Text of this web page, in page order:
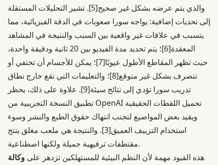
والذي يتم عرضه بشكل غير صحيح[5]
. تشير التحليلات المستقلة
إلى تحديات إضافية: يواجه سورا صعوبات في الدقة الفيزيائية، مما
يتسبب في علاقات غير واقعية بين السبب والنتيجة في المشاهد
المعقدة[6]
؛ يتم تحديد مدة الفيديو بين 20 ثانية ودقيقة واحدة،
حيث تظهر المقاطع الأطول عيوبًا[7]
؛ يمكن للأجسام أن تختفي أو
تتصرف بشكل غير متوقع[8]
؛ والتعليمات التي تقع خارج نطاق
تدريب سورا تؤدي إلى نتائج سيئة[9]
. علاوة على ذلك، يحظر
تطبيق النسخة التجريبية من OpenAI تحميل اللقطات الحقيقية
ويقيد بعض المواضيع لتجنب انتهاك حقوق الطبع والنشر وسوء
استخدام التزييف العميق[3]
. والنتيجة هي ملعب مغلق ينتج
مقتطفات ترفيهية جميلة ولكنها اصطناعية.
هذه القيود مهمة لأن النظم البيئية للمستهلكين تزدهر على وكالة